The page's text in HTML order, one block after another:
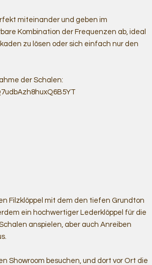
miteinander und geben im
Kombination der Frequenzen ab, ideal
zu lösen oder sich einfach nur den
der Schalen:
Filzklöppel mit dem den tiefen Grundton
ein hochwertiger Lederklöppel für die
anspielen, aber auch Anreiben
Showroom besuchen, und dort vor Ort die